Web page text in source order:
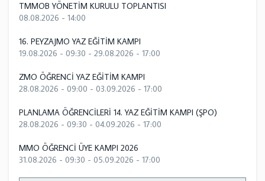
TMMOB YÖNETİM KURULU TOPLANTISI
08.08.2026 - 14:00
16. PEYZAJMO YAZ EĞİTİM KAMPI
19.08.2026 - 09:30 - 29.08.2026 - 17:00
ZMO ÖĞRENCİ YAZ EĞİTİM KAMPI
28.08.2026 - 09:00 - 03.09.2026 - 17:00
PLANLAMA ÖĞRENCİLERİ 14. YAZ EĞİTİM KAMPI (ŞPO)
28.08.2026 - 09:30 - 04.09.2026 - 17:00
MMO ÖĞRENCİ ÜYE KAMPI 2026
31.08.2026 - 09:30 - 05.09.2026 - 17:00